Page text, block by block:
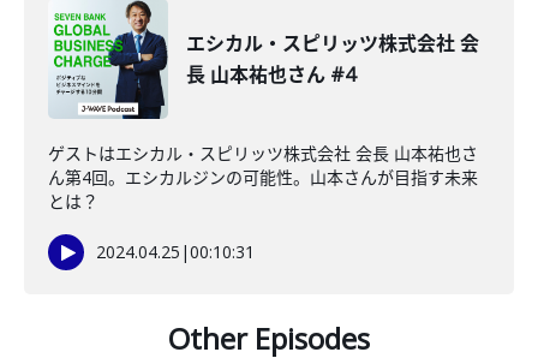
エシカル・スピリッツ株式会社 会
長 山本祐也さん #4
ゲストはエシカル・スピリッツ株式会社 会長 山本祐也さ
ん第4回。エシカルジンの可能性。山本さんが目指す未来
とは？
2024.04.25 |00:10:31
Other Episodes